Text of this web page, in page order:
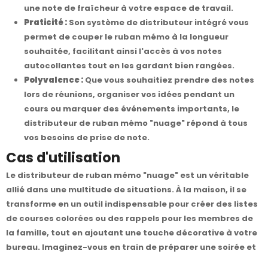
une note de fraîcheur à votre espace de travail.
Praticité : Son système de distributeur intégré vous
permet de couper le ruban mémo à la longueur
souhaitée, facilitant ainsi l'accès à vos notes
autocollantes tout en les gardant bien rangées.
Polyvalence : Que vous souhaitiez prendre des notes
lors de réunions, organiser vos idées pendant un
cours ou marquer des événements importants, le
distributeur de ruban mémo "nuage" répond à tous
vos besoins de prise de note.
Cas d'utilisation
Le distributeur de ruban mémo "nuage" est un véritable
allié dans une multitude de situations. À la maison, il se
transforme en un outil indispensable pour créer des listes
de courses colorées ou des rappels pour les membres de
la famille, tout en ajoutant une touche décorative à votre
bureau. Imaginez-vous en train de préparer une soirée et